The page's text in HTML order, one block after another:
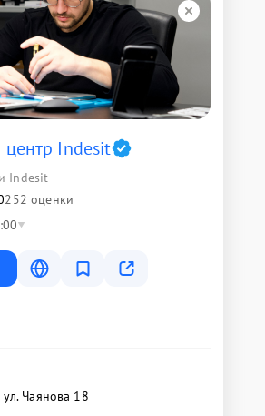
Indesit
Indesit
252 оценки
ул. Чаянова 18